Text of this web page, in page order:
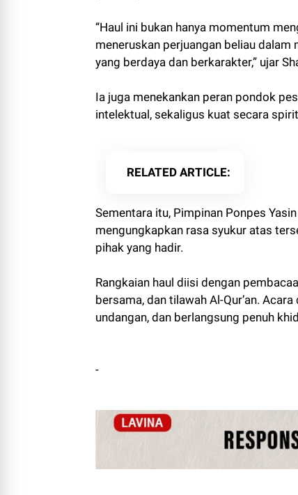
“Haul ini bukan hanya momentum
meneruskan perjuangan beliau
yang berdaya dan berkarakter,” ujar
Ia juga menekankan peran pondok
intelektual, sekaligus kuat secara
RELATED ARTICLE
Sementara itu, Pimpinan Ponpes
mengungkapkan rasa syukur atas
pihak yang hadir.
Rangkaian haul diisi dengan
bersama, dan tilawah Al-Qur’an.
undangan, dan berlangsung penuh
-